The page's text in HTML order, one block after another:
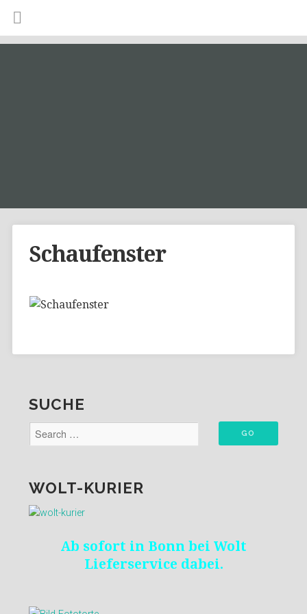
Schaufenster
SUCHE
WOLT-KURIER
Ab sofort in Bonn bei Wolt
Lieferservice dabei.